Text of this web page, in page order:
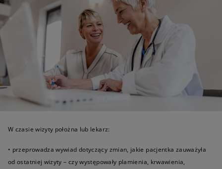
W czasie wizyty położna lub lekarz:
• przeprowadza wywiad dotyczący zmian, jakie pacjentka zauważyła
od ostatniej wizyty – czy występowały plamienia, krwawienia,